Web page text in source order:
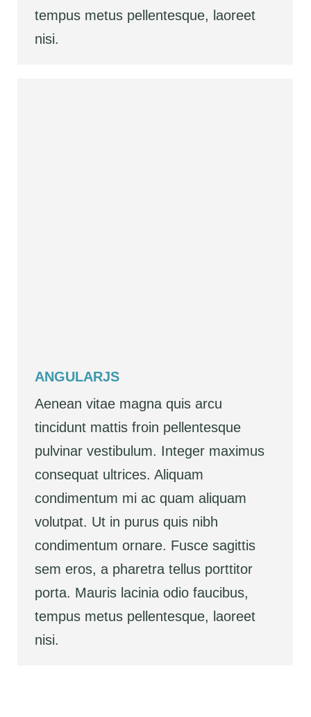
tempus metus pellentesque, laoreet
nisi.
ANGULARJS
Aenean vitae magna quis arcu
tincidunt mattis froin pellentesque
pulvinar vestibulum. Integer maximus
consequat ultrices. Aliquam
condimentum mi ac quam aliquam
volutpat. Ut in purus quis nibh
condimentum ornare. Fusce sagittis
sem eros, a pharetra tellus porttitor
porta. Mauris lacinia odio faucibus,
tempus metus pellentesque, laoreet
nisi.